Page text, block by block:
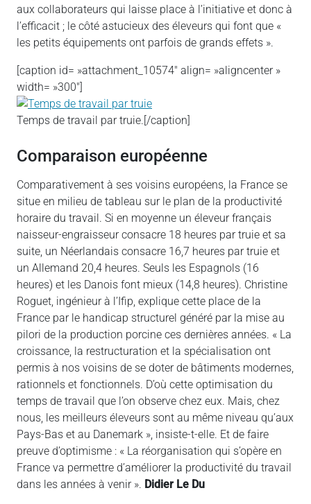
aux collaborateurs qui laisse place à l’initiative et donc à
l’efficacit ; le côté astucieux des éleveurs qui font que «
les petits équipements ont parfois de grands effets ».
[caption id= »attachment_10574″ align= »aligncenter »
width= »300″]
Temps de travail par truie.[/caption]
Comparaison européenne
Comparativement à ses voisins européens, la France se
situe en milieu de tableau sur le plan de la productivité
horaire du travail. Si en moyenne un éleveur français
naisseur-engraisseur consacre 18 heures par truie et sa
suite, un Néerlandais consacre 16,7 heures par truie et
un Allemand 20,4 heures. Seuls les Espagnols (16
heures) et les Danois font mieux (14,8 heures). Christine
Roguet, ingénieur à l’Ifip, explique cette place de la
France par le handicap structurel généré par la mise au
pilori de la production porcine ces dernières années. « La
croissance, la restructuration et la spécialisation ont
permis à nos voisins de se doter de bâtiments modernes,
rationnels et fonctionnels. D’où cette optimisation du
temps de travail que l’on observe chez eux. Mais, chez
nous, les meilleurs éleveurs sont au même niveau qu’aux
Pays-Bas et au Danemark », insiste-t-elle. Et de faire
preuve d’optimisme : « La réorganisation qui s’opère en
France va permettre d’améliorer la productivité du travail
dans les années à venir ». Didier Le Du